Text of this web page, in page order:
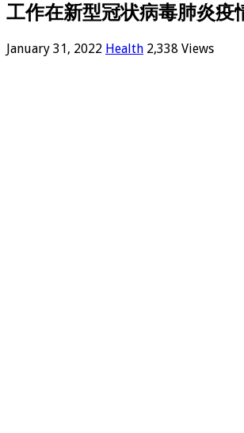
工作在新型冠状病毒肺炎疫
January 31, 2022 Health 2,338 Views